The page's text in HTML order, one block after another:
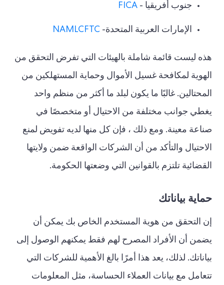
جنوب أفريقيا - FICA
الإمارات العربية المتحدة- NAMLCFTC
هذه ليست قائمة شاملة بالهيئات التي تفرض التحقق من
الهوية لمكافحة غسيل الأموال وحماية المستهلكين من
المحتالين. غالبًا ما يكون لبلد ما أكثر من منظم واحد
يغطي جوانب مختلفة من الاحتيال أو متخصصًا في
صناعة معينة. ومع ذلك ، فإن كل منها لديه تفويض لمنع
الاحتيال والتأكد من أن الشركات الواقعة ضمن ولايتها
القضائية تلتزم بالقوانين التي وضعتها الحكومة.
حماية بياناتك
إن التحقق من هوية المستخدم الخاص بك يمكن أن
يضمن أن الأفراد المصرح لهم فقط يمكنهم الوصول إلى
بياناتك. لذلك، يعد هذا أمرًا بالغ الأهمية للشركات التي
تتعامل مع بيانات العملاء الحساسة، مثل المعلومات